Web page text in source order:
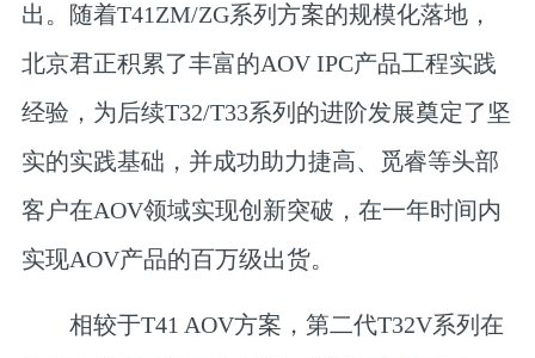
出。随着T41ZM/ZG系列方案的规模化落地，
北京君正积累了丰富的AOV IPC产品工程实践
经验，为后续T32/T33系列的进阶发展奠定了坚
实的实践基础，并成功助力捷高、觅睿等头部
客户在AOV领域实现创新突破，在一年时间内
实现AOV产品的百万级出货。
相较于T41 AOV方案，第二代T32V系列在